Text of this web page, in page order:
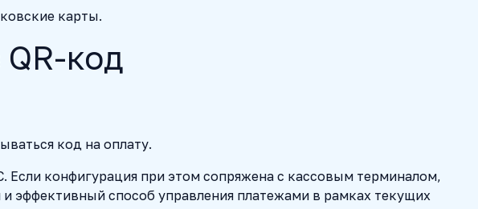
карты.
код
код на оплату.
Если конфигурация при этом сопряжена с кассовым терминалом,
эффективный способ управления платежами в рамках текущих